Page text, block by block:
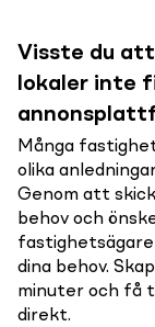
Visste du
lokaler inte
Många
olika
Genom att
behov och
dina behov.
minuter och få
direkt.